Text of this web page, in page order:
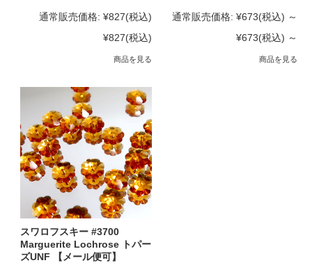
通常販売価格: ¥827(税込)
¥827(税込)
商品を見る
通常販売価格: ¥673(税込) ～
¥673(税込) ～
商品を見る
スワロフスキー #3700
Marguerite Lochrose トパー
ズUNF 【メール便可】